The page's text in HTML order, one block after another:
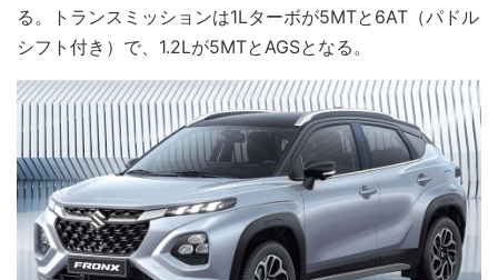
る。トランスミッションは1Lターボが5MTと6AT（パドル
シフト付き）で、1.2Lが5MTとAGSとなる。